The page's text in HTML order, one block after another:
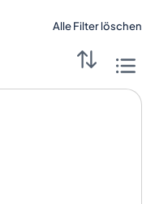
Alle Filter löschen